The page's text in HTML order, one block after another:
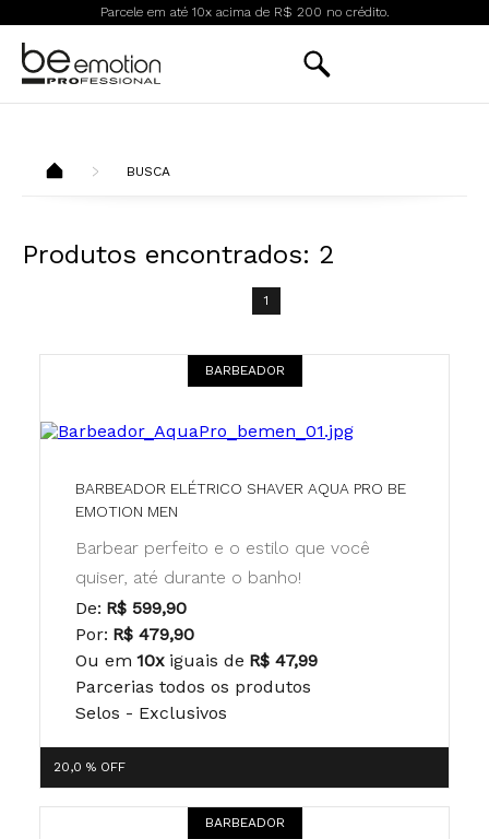
Parcele em até 10x acima de R$ 200 no crédito.
BUSCA
Produtos encontrados: 2
1
BARBEADOR
BARBEADOR ELÉTRICO SHAVER AQUA PRO BE
EMOTION MEN
Barbear perfeito e o estilo que você
quiser, até durante o banho!
De: R$ 599,90
Por: R$ 479,90
Ou em 10x iguais de R$ 47,99
Parcerias todos os produtos
Selos - Exclusivos
20,0 % OFF
BARBEADOR